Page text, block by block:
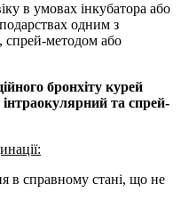
в умовах інкубатора або
одним з
спрей-методом або
бронхіту курей
та спрей-
в справному стані, що не